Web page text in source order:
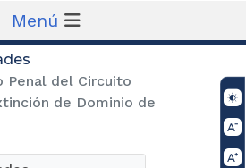
Menú
Penal del Circuito
de Dominio de